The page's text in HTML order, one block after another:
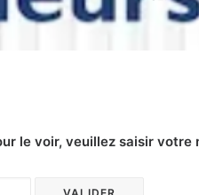
le voir, veuillez saisir votre